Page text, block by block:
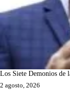
Los Siete Demonios de
2 agosto, 2026